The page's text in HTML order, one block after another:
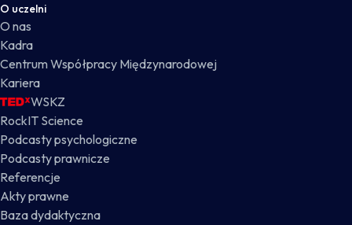
O uczelni
O nas
Kadra
Centrum Współpracy Międzynarodowej
Kariera
WSKZ
RockIT Science
Podcasty psychologiczne
Podcasty prawnicze
Referencje
Akty prawne
Baza dydaktyczna